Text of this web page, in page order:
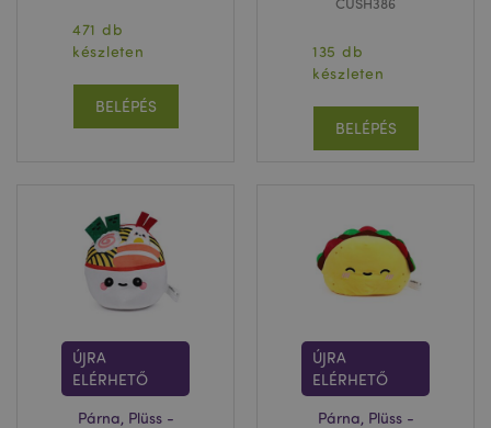
471 db
készleten
BELÉPÉS
135 db
készleten
BELÉPÉS
ÚJRA
ELÉRHETŐ
Párna, Plüss -
ÚJRA
ELÉRHETŐ
Párna, Plüss -
.puckator.hu
X-Magento-Vary
Adobe Inc.
puckator.hu
Google